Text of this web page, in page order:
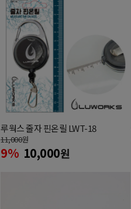
루웍스 줄자 핀온릴 LWT-18
11,000원
9% 10,000원